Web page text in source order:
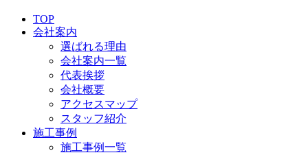
TOP
会社案内
選ばれる理由
会社案内一覧
代表挨拶
会社概要
アクセスマップ
スタッフ紹介
施工事例
施工事例一覧